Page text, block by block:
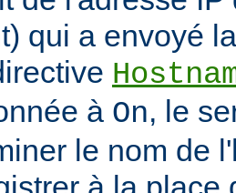
qui a envoyé
à On, le
le nom de